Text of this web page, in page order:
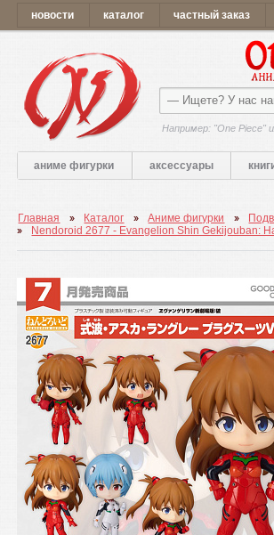
новости каталог частный заказ
Например: "One Piece"
аниме фигурки аксессуары
Главная Каталог Аниме фигурки
Nendoroid 2677 - Evangelion Shin Gekijouban: